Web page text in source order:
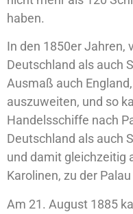
haben.
In den 1850er Jahren,
Deutschland als auch
Ausmaß auch
auszuweiten, und so
Handelsschiffe nach
Deutschland als auch
und damit gleichzeitig
Karolinen, zu der
Am 21. August 1885